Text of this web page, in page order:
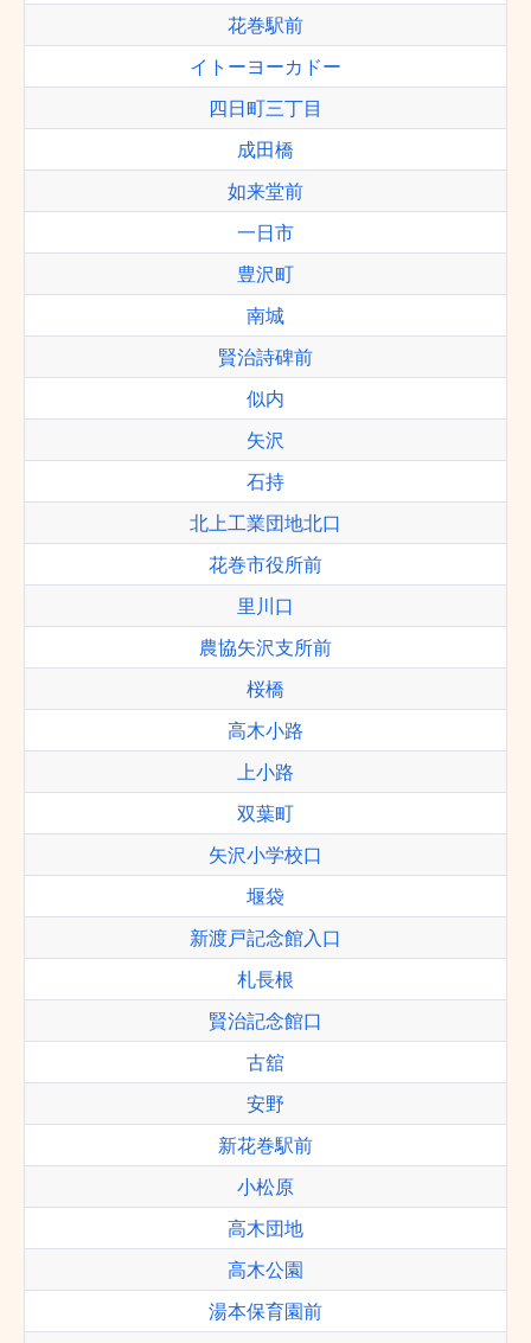
花巻駅前
イトーヨーカドー
四日町三丁目
成田橋
如来堂前
一日市
豊沢町
南城
賢治詩碑前
似内
矢沢
石持
北上工業団地北口
花巻市役所前
里川口
農協矢沢支所前
桜橋
高木小路
上小路
双葉町
矢沢小学校口
堰袋
新渡戸記念館入口
札長根
賢治記念館口
古舘
安野
新花巻駅前
小松原
高木団地
高木公園
湯本保育園前